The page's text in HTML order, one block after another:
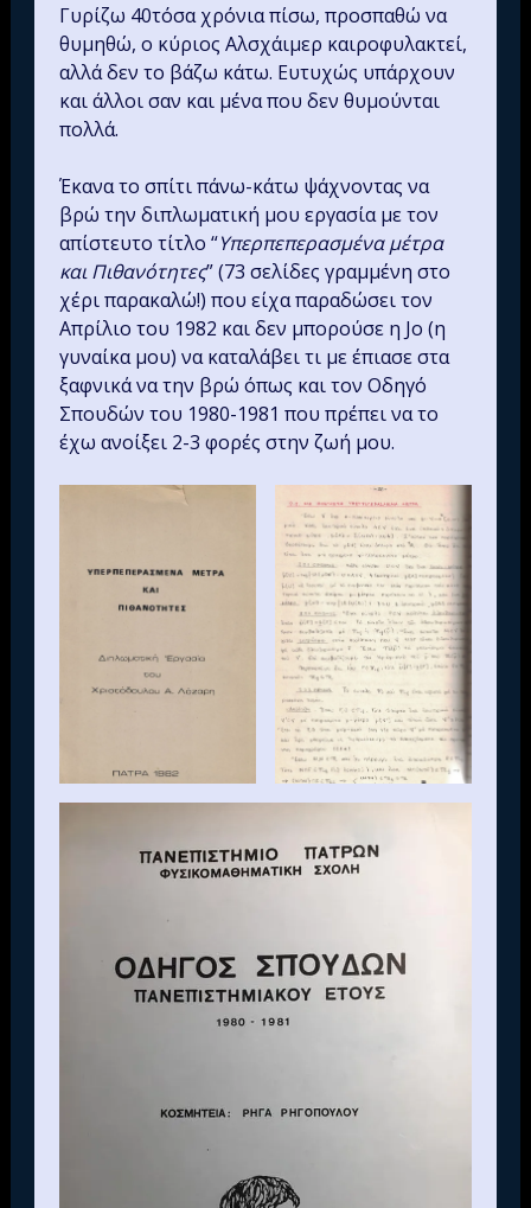
Γυρίζω 40τόσα χρόνια πίσω, προσπαθώ να
θυμηθώ, ο κύριος Αλσχάιμερ καιροφυλακτεί,
αλλά δεν το βάζω κάτω. Ευτυχώς υπάρχουν
και άλλοι σαν και μένα που δεν θυμούνται
πολλά.
Έκανα το σπίτι πάνω-κάτω ψάχνοντας να
βρώ την διπλωματική μου εργασία με τον
απίστευτο τίτλο “Υπερπεπερασμένα μέτρα
και Πιθανότητες” (73 σελίδες γραμμένη στο
χέρι παρακαλώ!) που είχα παραδώσει τον
Απρίλιο του 1982 και δεν μπορούσε η Jo (η
γυναίκα μου) να καταλάβει τι με έπιασε στα
ξαφνικά να την βρώ όπως και τον Οδηγό
Σπουδών του 1980-1981 που πρέπει να το
έχω ανοίξει 2-3 φορές στην ζωή μου.